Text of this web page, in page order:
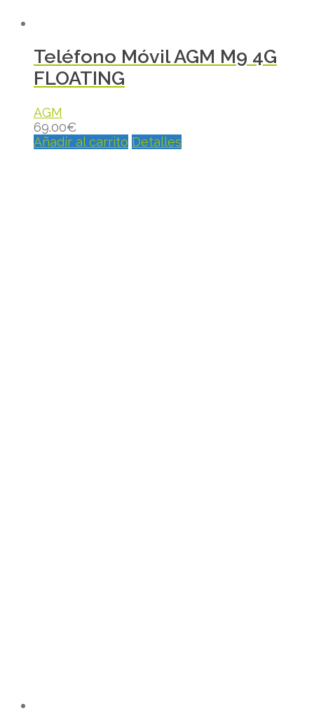
Teléfono Móvil AGM M9 4G
FLOATING
AGM
69.00€
Añadir al carrito Detalles